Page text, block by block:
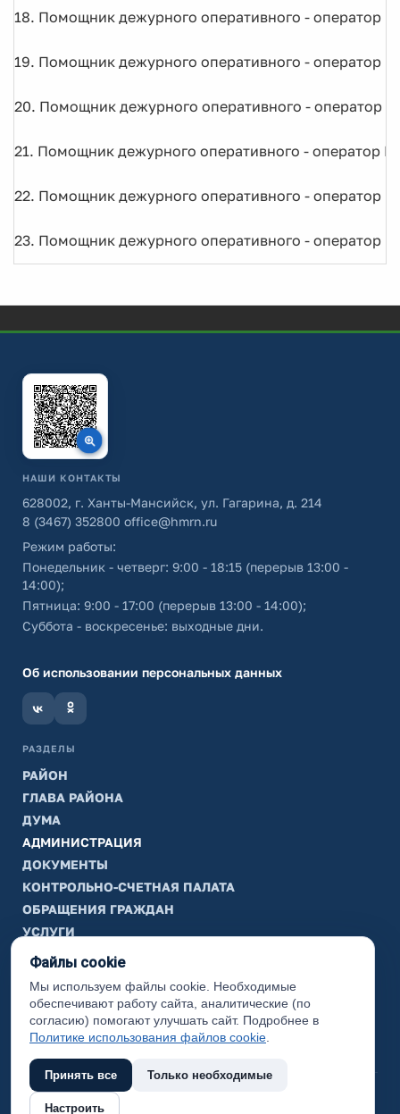
18. Помощник дежурного оперативного - оператор
19. Помощник дежурного оперативного - оператор
20. Помощник дежурного оперативного - оператор
21. Помощник дежурного оперативного - оператор
22. Помощник дежурного оперативного - оператор
23. Помощник дежурного оперативного - оператор
НАШИ КОНТАКТЫ
628002, г. Ханты-Мансийск, ул. Гагарина, д. 214
8 (3467) 352800 office@hmrn.ru
Режим работы:
Понедельник - четверг: 9:00 - 18:15 (перерыв 13:00 -
14:00);
Пятница: 9:00 - 17:00 (перерыв 13:00 - 14:00);
Суббота - воскресенье: выходные дни.
Об использовании персональных данных
РАЗДЕЛЫ
РАЙОН
ГЛАВА РАЙОНА
ДУМА
АДМИНИСТРАЦИЯ
ДОКУМЕНТЫ
КОНТРОЛЬНО-СЧЕТНАЯ ПАЛАТА
ОБРАЩЕНИЯ ГРАЖДАН
УСЛУГИ
ТИК
ИНФОРМАЦИЯ
Законодательная карта
Карта сайта
(с) 2017 Ханты-Мансийский район, официальный сайт
Файлы cookie
Мы используем файлы cookie. Необходимые
обеспечивают работу сайта, аналитические (по
согласию) помогают улучшать сайт. Подробнее в
Политике использования файлов cookie
Принять все Только необходимые
Настроить